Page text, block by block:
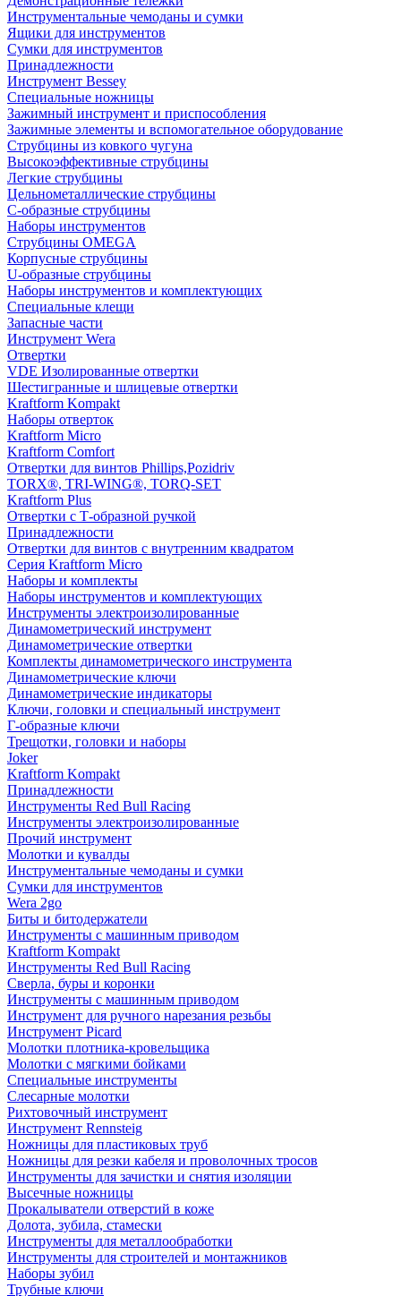
Инструментальные чемоданы и сумки
Ящики для инструментов
Сумки для инструментов
Принадлежности
Инструмент Bessey
Специальные ножницы
Зажимный инструмент и приспособления
Зажимные элементы и вспомогательное оборудование
Струбцины из ковкого чугуна
Высокоэффективные струбцины
Легкие струбцины
Цельнометаллические струбцины
C-образные струбцины
Наборы инструментов
Струбцины OMEGA
Корпусные струбцины
U-образные струбцины
Наборы инструментов и комплектующих
Специальные клещи
Запасные части
Инструмент Wera
Отвертки
VDE Изолированные отвертки
Шестигранные и шлицевые отвертки
Kraftform Kompakt
Наборы отверток
Kraftform Micro
Kraftform Comfort
Отвертки для винтов Phillips,Pozidriv
TORX®, TRI-WING®, TORQ-SET
Kraftform Plus
Отвертки с Т-образной ручкой
Принадлежности
Отвертки для винтов с внутренним квадратом
Серия Kraftform Micro
Наборы и комплекты
Наборы инструментов и комплектующих
Инструменты электроизолированные
Динамометрический инструмент
Динамометрические отвертки
Комплекты динамометрического инструмента
Динамометрические ключи
Динамометрические индикаторы
Ключи, головки и специальный инструмент
Г-образные ключи
Трещотки, головки и наборы
Joker
Kraftform Kompakt
Принадлежности
Инструменты Red Bull Racing
Инструменты электроизолированные
Прочий инструмент
Молотки и кувалды
Инструментальные чемоданы и сумки
Сумки для инструментов
Wera 2go
Биты и битодержатели
Инструменты с машинным приводом
Kraftform Kompakt
Инструменты Red Bull Racing
Сверла, буры и коронки
Инструменты с машинным приводом
Инструмент для ручного нарезания резьбы
Инструмент Picard
Молотки плотника-кровельщика
Молотки с мягкими бойками
Специальные инструменты
Слесарные молотки
Рихтовочный инструмент
Инструмент Rennsteig
Ножницы для пластиковых труб
Ножницы для резки кабеля и проволочных тросов
Инструменты для зачистки и снятия изоляции
Высечные ножницы
Прокалыватели отверстий в коже
Долота, зубила, стамески
Инструменты для металлообработки
Инструменты для строителей и монтажников
Наборы зубил
Трубные ключи